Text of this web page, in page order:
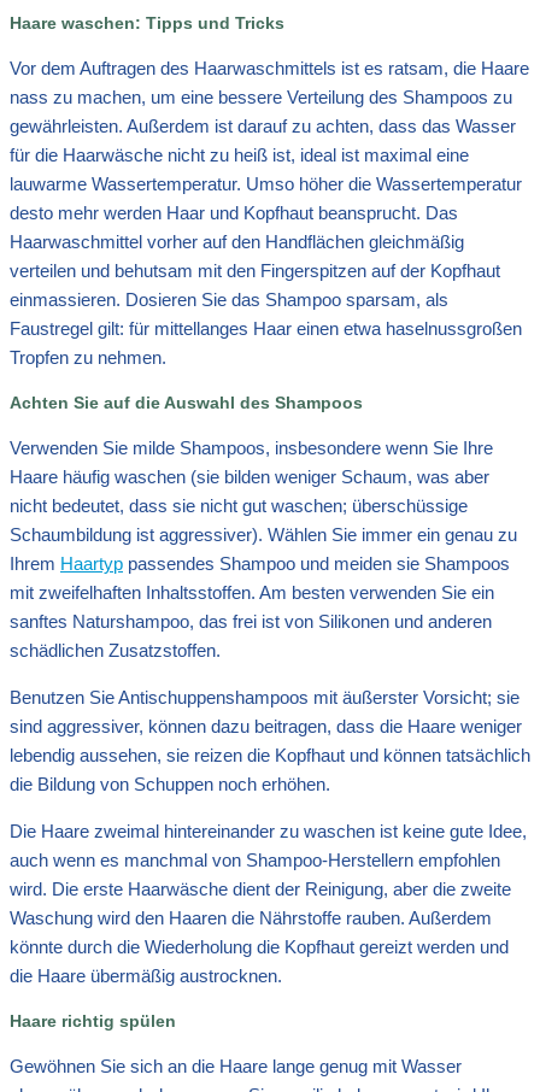
Haare waschen: Tipps und Tricks
Vor dem Auftragen des Haarwaschmittels ist es ratsam, die Haare
nass zu machen, um eine bessere Verteilung des Shampoos zu
gewährleisten. Außerdem ist darauf zu achten, dass das Wasser
für die Haarwäsche nicht zu heiß ist, ideal ist maximal eine
lauwarme Wassertemperatur. Umso höher die Wassertemperatur
desto mehr werden Haar und Kopfhaut beansprucht. Das
Haarwaschmittel vorher auf den Handflächen gleichmäßig
verteilen und behutsam mit den Fingerspitzen auf der Kopfhaut
einmassieren. Dosieren Sie das Shampoo sparsam, als
Faustregel gilt: für mittellanges Haar einen etwa haselnussgroßen
Tropfen zu nehmen.
Achten Sie auf die Auswahl des Shampoos
Verwenden Sie milde Shampoos, insbesondere wenn Sie Ihre
Haare häufig waschen (sie bilden weniger Schaum, was aber
nicht bedeutet, dass sie nicht gut waschen; überschüssige
Schaumbildung ist aggressiver). Wählen Sie immer ein genau zu
Ihrem Haartyp passendes Shampoo und meiden sie Shampoos
mit zweifelhaften Inhaltsstoffen. Am besten verwenden Sie ein
sanftes Naturshampoo, das frei ist von Silikonen und anderen
schädlichen Zusatzstoffen.
Benutzen Sie Antischuppenshampoos mit äußerster Vorsicht; sie
sind aggressiver, können dazu beitragen, dass die Haare weniger
lebendig aussehen, sie reizen die Kopfhaut und können tatsächlich
die Bildung von Schuppen noch erhöhen.
Die Haare zweimal hintereinander zu waschen ist keine gute Idee,
auch wenn es manchmal von Shampoo-Herstellern empfohlen
wird. Die erste Haarwäsche dient der Reinigung, aber die zweite
Waschung wird den Haaren die Nährstoffe rauben. Außerdem
könnte durch die Wiederholung die Kopfhaut gereizt werden und
die Haare übermäßig austrocknen.
Haare richtig spülen
Gewöhnen Sie sich an die Haare lange genug mit Wasser